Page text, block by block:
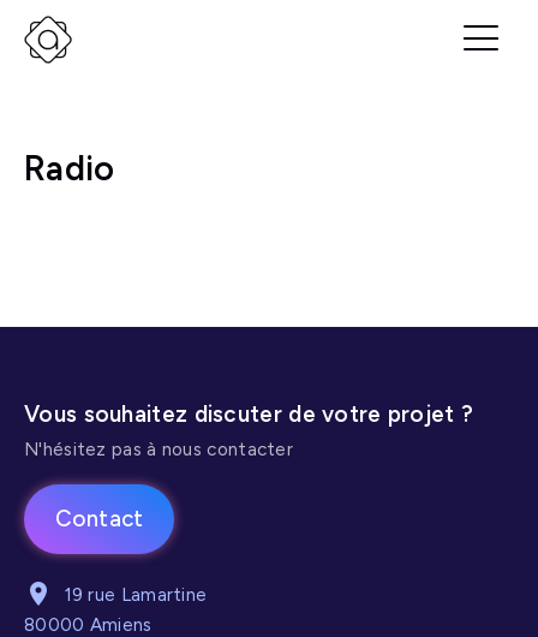
Radio
Vous souhaitez discuter de votre projet ?
N'hésitez pas à nous contacter
Contact
19 rue Lamartine
80000 Amiens